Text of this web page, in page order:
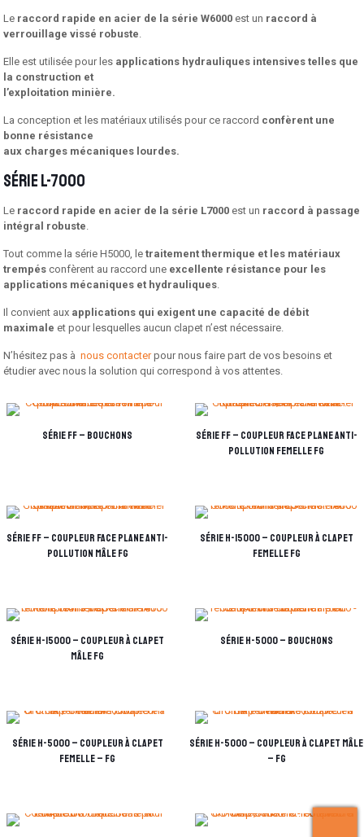
Le raccord rapide en acier de la série W6000 est un raccord à
verrouillage vissé robuste.
Elle est utilisée pour les applications hydrauliques intensives telles que
la construction et
l’exploitation minière.
La conception et les matériaux utilisés pour ce raccord confèrent une
bonne résistance
aux charges mécaniques lourdes.
Série L-7000
Le raccord rapide en acier de la série L7000 est un raccord à passage
intégral robuste.
Tout comme la série H5000, letraitement thermique et les matériaux
trempés confèrent au raccord une excellente résistance pour les
applications mécaniques et hydrauliques.
Il convient aux applications qui exigent une capacité de débit
maximale et pour lesquelles aucun clapet n’est nécessaire.
N’hésitez pas ànous contacterpour nous faire part de vos besoins et
étudier avec nous la solution qui correspond à vos attentes.
Série FF – Bouchons
Série FF – Coupleur Face Plane Anti-
pollution Femelle FG
Série FF – Coupleur Face Plane Anti-
pollution mâle FG
Série H-15000 – Coupleur à clapet
femelle FG
Série H-15000 – Coupleur à clapet
mâle FG
Série H-5000 – Bouchons
Série H-5000 – Coupleur à clapet
femelle – FG
Série H-5000 – Coupleur à clapet mâle
– FG